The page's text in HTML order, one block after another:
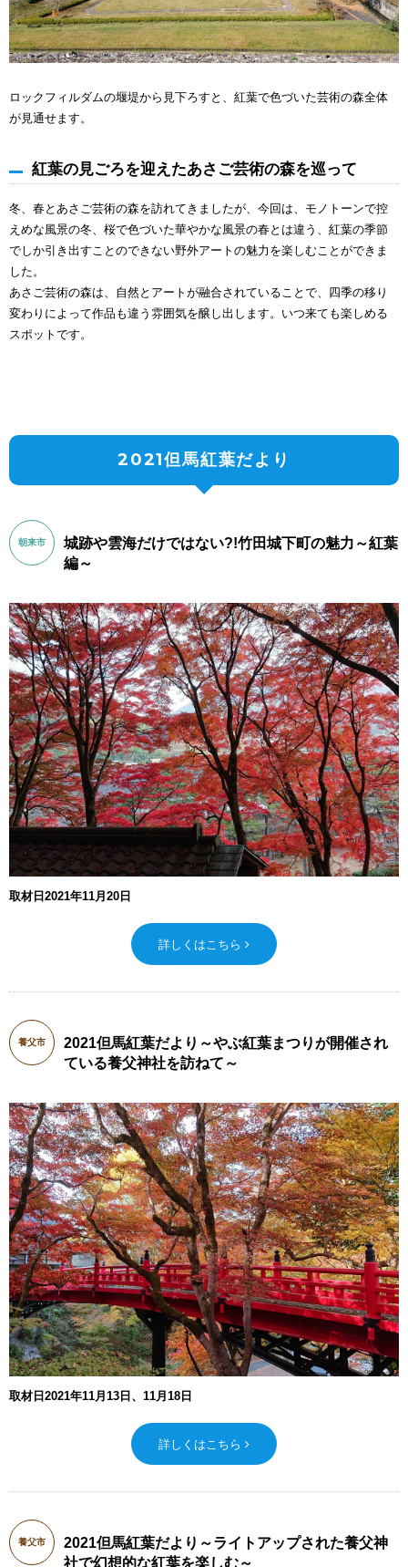
ロックフィルダムの堰堤から見下ろすと、紅葉で色づいた芸術の森全体
が見通せます。
紅葉の見ごろを迎えたあさご芸術の森を巡って
冬、春とあさご芸術の森を訪れてきましたが、今回は、モノトーンで控
えめな風景の冬、桜で色づいた華やかな風景の春とは違う、紅葉の季節
でしか引き出すことのできない野外アートの魅力を楽しむことができま
した。
あさご芸術の森は、自然とアートが融合されていることで、四季の移り
変わりによって作品も違う雰囲気を醸し出します。いつ来ても楽しめる
スポットです。
2021但馬紅葉だより
朝来市
城跡や雲海だけではない?!竹田城下町の魅力～紅葉
編～
取材日2021年11月20日
詳しくはこちら
養父市
2021但馬紅葉だより～やぶ紅葉まつりが開催され
ている養父神社を訪ねて～
取材日2021年11月13日、11月18日
詳しくはこちら
養父市
2021但馬紅葉だより～ライトアップされた養父神
社で幻想的な紅葉を楽しむ～